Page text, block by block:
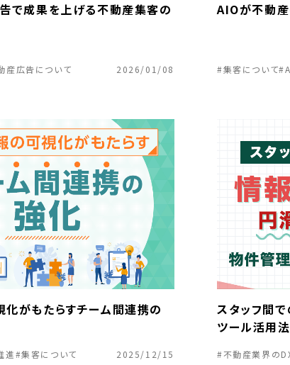
で成果を上げる不動産集客の
産広告について 2026/01/08
AIOが不動産
#集客について
がもたらすチーム間連携の
進#集客について
2025/12/15
スタッフ間
ツール活用法
#不動産業界の